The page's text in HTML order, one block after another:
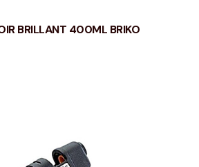
BRILLANT 400ML BRIKO